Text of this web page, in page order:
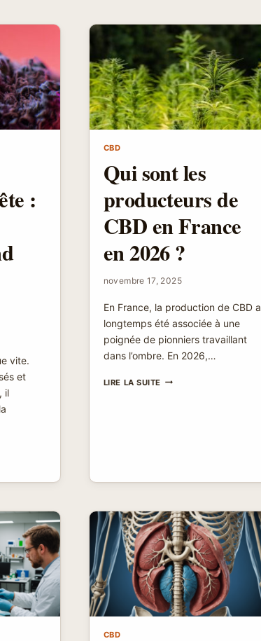
:
vite.
et
il
CBD
Qui sont les
producteurs de
CBD en France
en 2026 ?
novembre 17, 2025
En France, la production de CBD a
longtemps été associée à une
poignée de pionniers travaillant
dans l’ombre. En 2026,…
LIRE LA SUITE QUI
CBD